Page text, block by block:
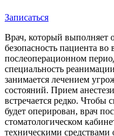
Записаться
Врач, который выполняет
безопасность пациента
послеоперационном
специальность
занимается лечением
состояний. Прием
встречается редко. Чтобы
будет оперирован, врач
стоматологическом
техническими средствами